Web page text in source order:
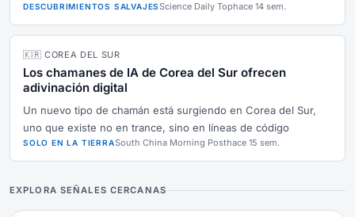
DESCUBRIMIENTOS SALVAJESScience Daily Tophace 14 sem.
🇰🇷 COREA DEL SUR
Los chamanes de IA de Corea del Sur ofrecen
adivinación digital
Un nuevo tipo de chamán está surgiendo en Corea del Sur,
uno que existe no en trance, sino en líneas de código
SOLO EN LA TIERRASouth China Morning Posthace 15 sem.
EXPLORA SEÑALES CERCANAS